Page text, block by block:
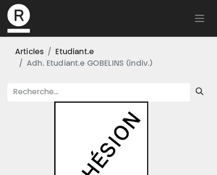
Articles
Etudiant.e
Adh. Etudiant.e GOBELINS (indiv.)